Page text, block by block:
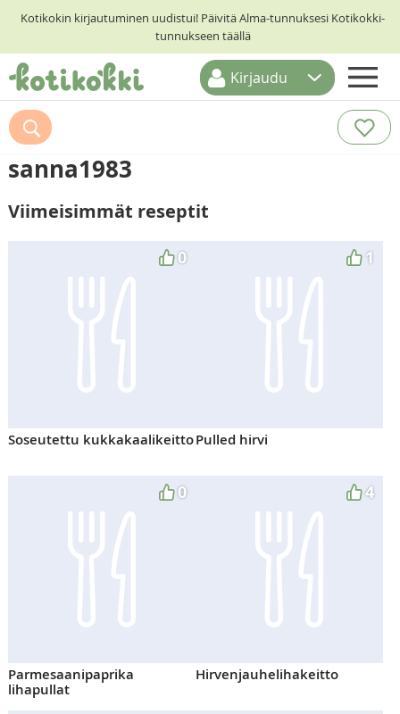
Kotikokin kirjautuminen uudistui! Päivitä Alma-tunnuksesi Kotikokki-
tunnukseen täällä
ETUSIVU
RESEPTIHAKU
RUOKATEEMAT
KESKUSTELUT
Kirjaudu
sanna1983
Viimeisimmät reseptit
0
Soseutettu kukkakaalikeitto
1
Pulled hirvi
0
Parmesaanipaprika
lihapullat
4
Hirvenjauhelihakeitto